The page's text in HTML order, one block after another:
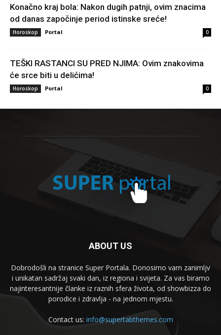
Konačno kraj bola: Nakon dugih patnji, ovim znacima
od danas započinje period istinske sreće!
Horoskop Portal 0
TEŠKI RASTANCI SU PRED NJIMA: Ovim znakovima
će srce biti u delićima!
Horoskop Portal 0
ABOUT US
Dobrodošli na stranice Super Portala. Donosimo vam zanimljv
i unikatan sadržaj svaki dan, iz regiona i svijeta. Za vas biramo
najinteresantnije članke iz raznih sfera života, od showbizza do
porodice i zdravlja - na jednom mjestu.
Contact us: info@supertabthemes.com